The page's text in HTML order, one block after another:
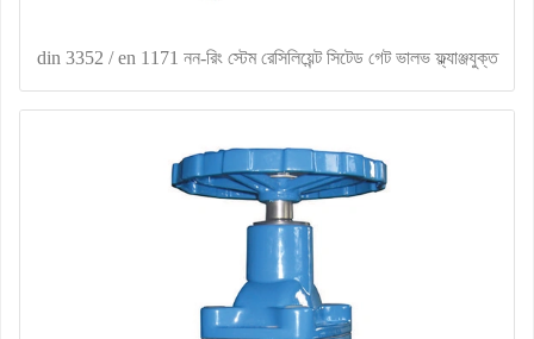
din 3352 / en 1171 নন-রিং স্টেম রেসিলিয়েন্ট সিটেড গেট ভালভ ফ্ল্যাঞ্জযুক্ত